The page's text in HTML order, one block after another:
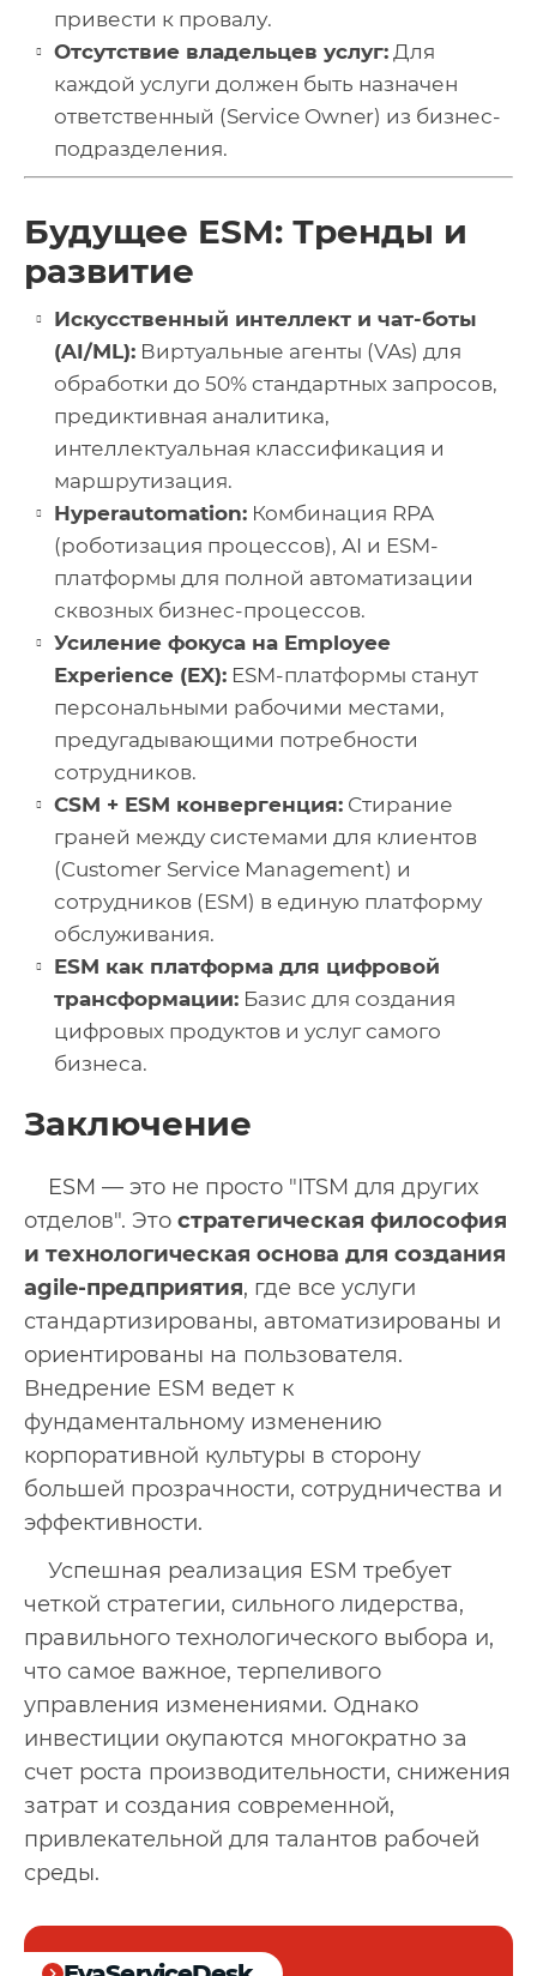
привести к провалу.
Отсутствие владельцев услуг: Для
каждой услуги должен быть назначен
ответственный (Service Owner) из бизнес-
подразделения.
Будущее ESM: Тренды и
развитие
Искусственный интеллект и чат-боты
(AI/ML): Виртуальные агенты (VAs) для
обработки до 50% стандартных запросов,
предиктивная аналитика,
интеллектуальная классификация и
маршрутизация.
Hyperautomation: Комбинация RPA
(роботизация процессов), AI и ESM-
платформы для полной автоматизации
сквозных бизнес-процессов.
Усиление фокуса на Employee
Experience (EX): ESM-платформы станут
персональными рабочими местами,
предугадывающими потребности
сотрудников.
CSM + ESM конвергенция: Стирание
граней между системами для клиентов
(Customer Service Management) и
сотрудников (ESM) в единую платформу
обслуживания.
ESM как платформа для цифровой
трансформации: Базис для создания
цифровых продуктов и услуг самого
бизнеса.
Заключение
ESM — это не просто "ITSM для других
отделов". Это стратегическая философия
и технологическая основа для создания
agile-предприятия, где все услуги
стандартизированы, автоматизированы и
ориентированы на пользователя.
Внедрение ESM ведет к
фундаментальному изменению
корпоративной культуры в сторону
большей прозрачности, сотрудничества и
эффективности.
Успешная реализация ESM требует
четкой стратегии, сильного лидерства,
правильного технологического выбора и,
что самое важное, терпеливого
управления изменениями. Однако
инвестиции окупаются многократно за
счет роста производительности, снижения
затрат и создания современной,
привлекательной для талантов рабочей
среды.